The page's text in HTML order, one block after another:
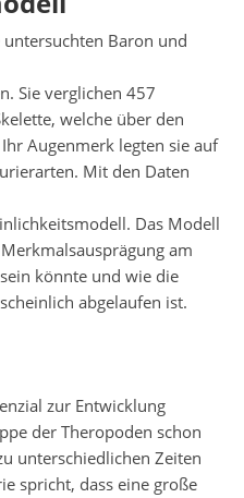
Baron und
Sie verglichen 457
welche über den
Augenmerk legten sie auf
Mit den Daten
Das Modell
am
könnte und wie die
abgelaufen ist.
zur Entwicklung
der Theropoden schon
unterschiedlichen Zeiten
spricht, dass eine große